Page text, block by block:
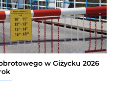
w Giżycku 2026